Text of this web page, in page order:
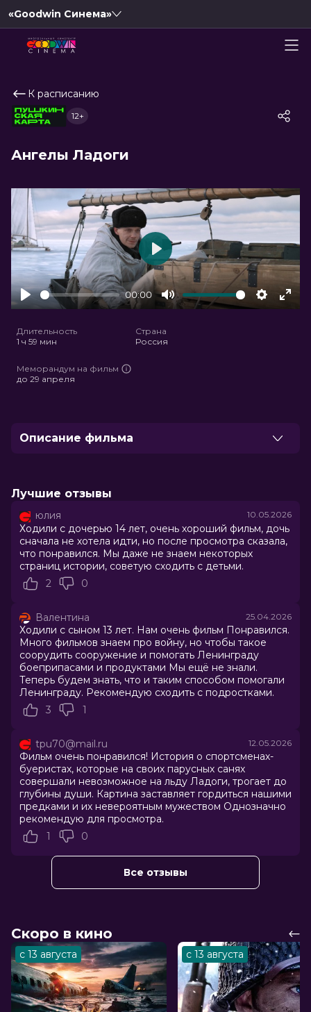
«Goodwin Синема»
К расписанию
Ангелы Ладоги
12+
Play
00:00
Mute Settings
Play
Длительность
1 ч 59 мин
Страна
Россия
Меморандум на фильм
до 29 апреля
Описание фильма
отряд молодых спортсменов-буеристов выходит на
боеприпасов превращается в операцию по
спасению сирот из детского дома, которых не успели
эвакуировать. Бывшие соперники в спорте по
регатам теперь должны превратиться в настоящую
единую команду, чтобы выжить самим и подарить
надежду всем остальным.
Оценка
Год
2026
Страна
Россия
Режиссер
Александр Котт
Актеры
Тихон Жизневский, Роман
Евдокимов, Ксения Трейстер,
Липовский, Виталий Икрамов
Продюсеры
Антон Златопольский, Вадим
Верещагин, Наталья Коткова
Сценаристы
Михаил Зубко, Игорь Каграманов,
Елена Квасова-Дюффорт
Жанр
драма, история
Длительность
1 ч 59 мин
В прокате
Меморандум
до 29 апреля
Можно оплатить
Лучшие отзывы
юлия 10.05.2026
Ходили с дочерью 14 лет, очень хороший фильм, дочь
сначала не хотела идти, но после просмотра сказала,
что понравился. Мы даже не знаем некоторых
страниц истории, советую сходить с детьми.
2
0
Валентина 25.04.2026
Ходили с сыном 13 лет. Нам очень фильм Понравился.
Много фильмов знаем про войну, но чтобы такое
соорудить сооружение и помогать Ленинграду
боеприпасами и продуктами Мы ещё не знали.
Теперь будем знать, что и таким способом помогали
Ленинграду. Рекомендую сходить с подростками.
3
1
tpu70@mail.ru 12.05.2026
Фильм очень понравился! История о спортсменах-
буеристах, которые на своих парусных санях
совершали невозможное на льду Ладоги, трогает до
глубины души. Картина заставляет гордиться нашими
предками и их невероятным мужеством Однозначно
рекомендую для просмотра.
1
0
Все отзывы
Скоро в кино
с 13 августа с 13 августа